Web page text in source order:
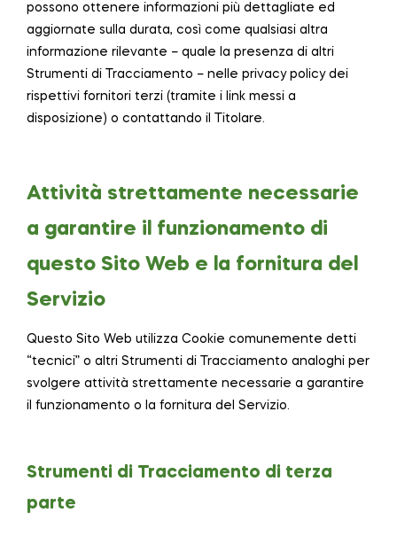
possono ottenere informazioni più dettagliate ed
aggiornate sulla durata, così come qualsiasi altra
informazione rilevante – quale la presenza di altri
Strumenti di Tracciamento – nelle privacy policy dei
rispettivi fornitori terzi (tramite i link messi a
disposizione) o contattando il Titolare.
Attività strettamente necessarie
a garantire il funzionamento di
questo Sito Web e la fornitura del
Servizio
Questo Sito Web utilizza Cookie comunemente detti
“tecnici” o altri Strumenti di Tracciamento analoghi per
svolgere attività strettamente necessarie a garantire
il funzionamento o la fornitura del Servizio.
Strumenti di Tracciamento di terza
parte